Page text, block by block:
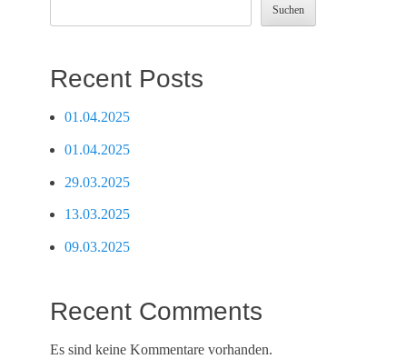
Suchen
Recent Posts
01.04.2025
01.04.2025
29.03.2025
13.03.2025
09.03.2025
Recent Comments
Es sind keine Kommentare vorhanden.